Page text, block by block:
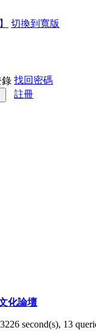
】 切換到寬版
錄 找回密碼
註冊
化論壇
second(s), 13